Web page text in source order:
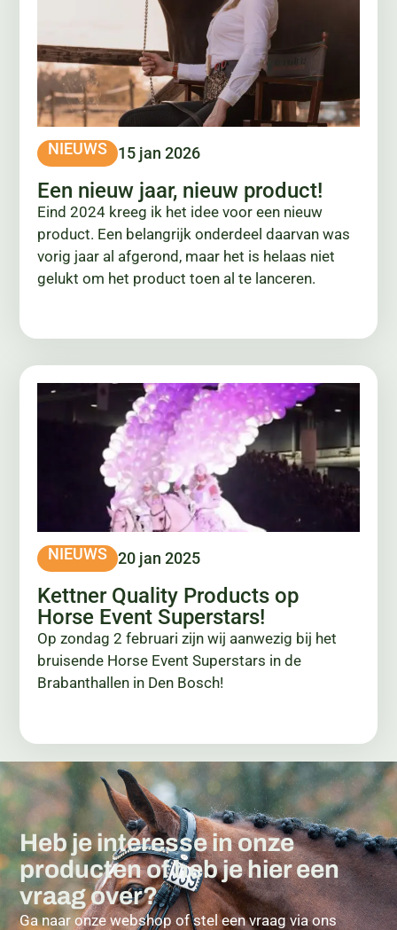
NIEUWS 15 jan 2026
Een nieuw jaar, nieuw product!
Eind 2024 kreeg ik het idee voor een nieuw
product. Een belangrijk onderdeel daarvan was
vorig jaar al afgerond, maar het is helaas niet
gelukt om het product toen al te lanceren.
NIEUWS 20 jan 2025
Kettner Quality Products op
Horse Event Superstars!
Op zondag 2 februari zijn wij aanwezig bij het
bruisende Horse Event Superstars in de
Brabanthallen in Den Bosch!
Heb je interesse in onze
producten of heb je hier een
vraag over?
Ga naar onze webshop of stel een vraag via ons